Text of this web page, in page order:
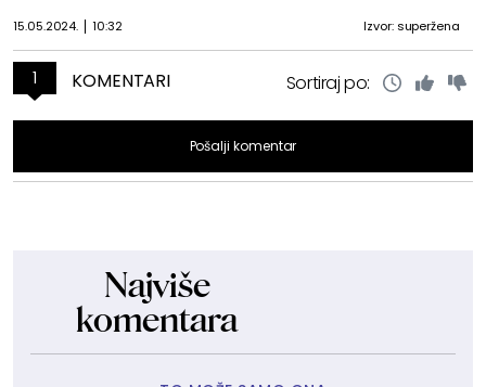
15.05.2024. 10:32 Izvor: superžena
1 KOMENTARI Sortiraj po:
Pošalji komentar
Najviše
komentara